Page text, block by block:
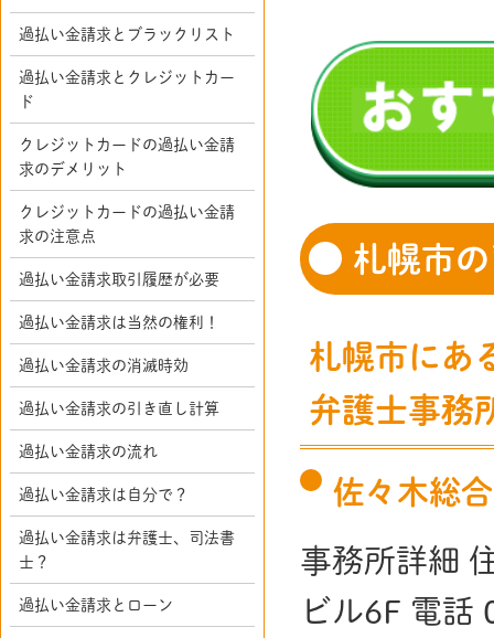
札幌市
札幌市にあ
弁護士事務
佐々木総
事務所詳細
ビル6F 電話
過払い金請求とブラックリスト
過払い金請求とクレジットカー
ド
クレジットカードの過払い金請
求のデメリット
クレジットカードの過払い金請
求の注意点
過払い金請求取引履歴が必要
過払い金請求は当然の権利！
過払い金請求の消滅時効
過払い金請求の引き直し計算
過払い金請求の流れ
過払い金請求は自分で？
過払い金請求は弁護士、司法書
士？
過払い金請求とローン